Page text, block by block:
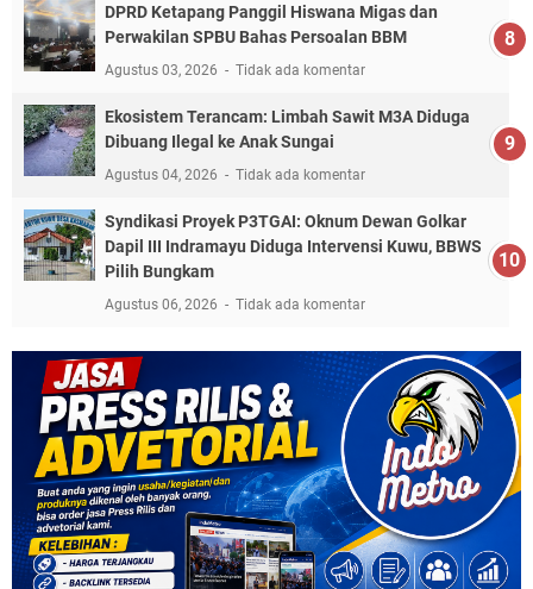
DPRD Ketapang Panggil Hiswana Migas dan
Perwakilan SPBU Bahas Persoalan BBM
Agustus 03, 2026 Tidak ada komentar
Ekosistem Terancam: Limbah Sawit M3A Diduga
Dibuang Ilegal ke Anak Sungai
Agustus 04, 2026 Tidak ada komentar
Syndikasi Proyek P3TGAI: Oknum Dewan Golkar
Dapil III Indramayu Diduga Intervensi Kuwu, BBWS
Pilih Bungkam
Agustus 06, 2026 Tidak ada komentar